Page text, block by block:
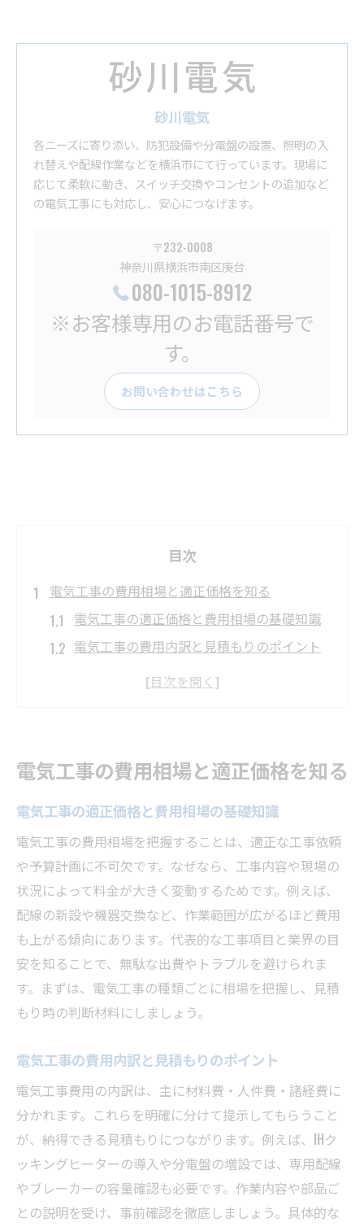
砂川電気
各ニーズに寄り添い、防犯設備や分電盤の設置、照明の入
れ替えや配線作業などを横浜市にて行っています。現場に
応じて柔軟に動き、スイッチ交換やコンセントの追加など
の電気工事にも対応し、安心につなげます。
〒232-0008
神奈川県横浜市南区庚台
080-1015-8912
※お客様専用のお電話番号で
す。
お問い合わせはこちら
目次
電気工事の費用相場と適正価格を知る
電気工事の適正価格と費用相場の基礎知識
電気工事の費用内訳と見積もりのポイント
電気工事の1人工あたりの相場と業界の実情
電気工事店選びで失敗しないための重要事
項
資格取得で広がる電気工事の可能性
電気工事資格取得のメリットと将来性を考
察
電気工事士免許は国家資格である理由と価
値
電気工事士2種の取得が開くキャリアパス
電気工事の資格で広がる仕事の選択肢
電気工事士の勉強法と合格率のポイント
電気工事業界で資格が活きる実例紹介
電気工事士免許がキャリアに与える影響
化
電気工事士は勝ち組とされる理由を検証
電気工事士免許で転職や独立の幅が広がる
電気工事士資格が収入や安定に与える影響
電気工事士の現場で活きるスキルと経験
電気工事の費用相場と適正価格を知る
電気工事の適正価格と費用相場の基礎知識
電気工事の費用相場を把握することは、適正な工事依頼
や予算計画に不可欠です。なぜなら、工事内容や現場の
状況によって料金が大きく変動するためです。例えば、
配線の新設や機器交換など、作業範囲が広がるほど費用
も上がる傾向にあります。代表的な工事項目と業界の目
安を知ることで、無駄な出費やトラブルを避けられま
す。まずは、電気工事の種類ごとに相場を把握し、見積
もり時の判断材料にしましょう。
電気工事の費用内訳と見積もりのポイント
電気工事費用の内訳は、主に材料費・人件費・諸経費に
分かれます。これらを明確に分けて提示してもらうこと
が、納得できる見積もりにつながります。例えば、IHク
ッキングヒーターの導入や分電盤の増設では、専用配線
やブレーカーの容量確認も必要です。作業内容や部品ご
との説明を受け、事前確認を徹底しましょう。具体的な